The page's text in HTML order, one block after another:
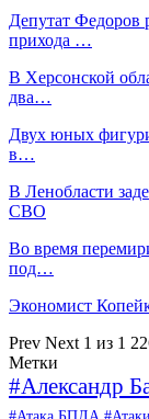
Депутат Федоров
прихода …
В Херсонской
два…
Двух юных
в…
В Ленобласти
СВО
Во время
под…
Экономист
Prev Next 1 из 1
Метки
#Александр